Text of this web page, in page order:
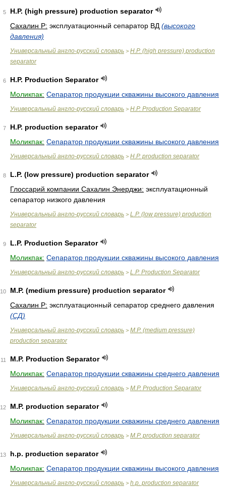
5
H.P. (high pressure) production separator
Сахалин Р: эксплуатационный сепаратор ВД (высокого
давления)
Универсальный англо-русский словарь > H.P. (high pressure) production
separator
6
H.P. Production Separator
Моликпак: Сепаратор продукции скважины высокого давления
Универсальный англо-русский словарь > H.P. Production Separator
7
H.P. production separator
Моликпак: Сепаратор продукции скважины высокого давления
Универсальный англо-русский словарь > H.P. production separator
8
L.P. (low pressure) production separator
Глоссарий компании Сахалин Энерджи: эксплуатационный
сепаратор низкого давления
Универсальный англо-русский словарь > L.P. (low pressure) production
separator
9
L.P. Production Separator
Моликпак: Сепаратор продукции скважины высокого давления
Универсальный англо-русский словарь > L.P. Production Separator
10
M.P. (medium pressure) production separator
Сахалин Р: эксплуатационный сепаратор среднего давления
(СД)
Универсальный англо-русский словарь > M.P. (medium pressure)
production separator
11
M.P. Production Separator
Моликпак: Сепаратор продукции скважины среднего давления
Универсальный англо-русский словарь > M.P. Production Separator
12
M.P. production separator
Моликпак: Сепаратор продукции скважины среднего давления
Универсальный англо-русский словарь > M.P. production separator
13
h.p. production separator
Моликпак: Сепаратор продукции скважины высокого давления
Универсальный англо-русский словарь > h.p. production separator